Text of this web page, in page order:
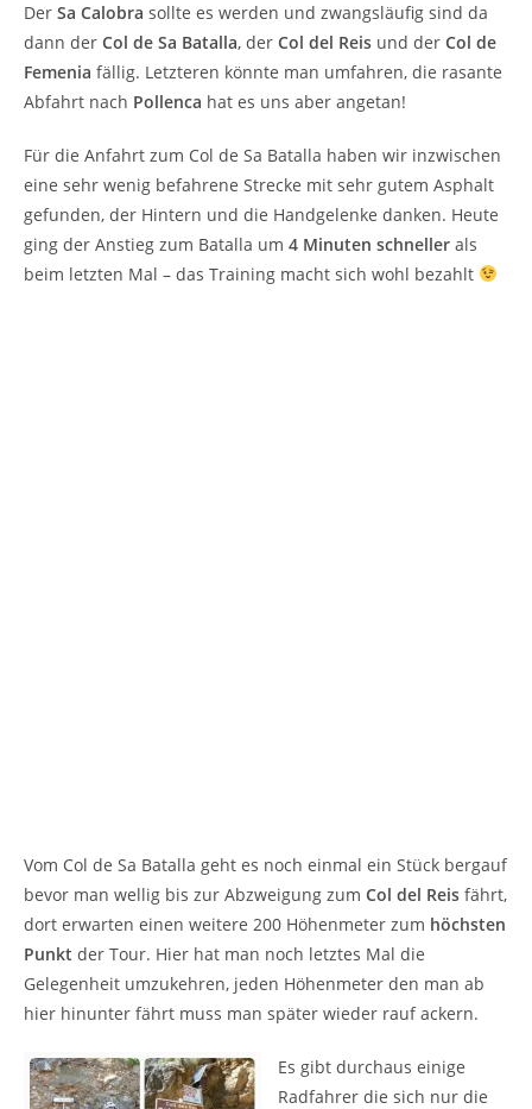
Der Sa Calobra sollte es werden und zwangsläufig sind da
dann der Col de Sa Batalla, der Col del Reis und der Col de
Femenia fällig. Letzteren könnte man umfahren, die rasante
Abfahrt nach Pollenca hat es uns aber angetan!
Für die Anfahrt zum Col de Sa Batalla haben wir inzwischen
eine sehr wenig befahrene Strecke mit sehr gutem Asphalt
gefunden, der Hintern und die Handgelenke danken. Heute
ging der Anstieg zum Batalla um 4 Minuten schneller als
beim letzten Mal – das Training macht sich wohl bezahlt
Vom Col de Sa Batalla geht es noch einmal ein Stück bergauf
bevor man wellig bis zur Abzweigung zum Col del Reis fährt,
dort erwarten einen weitere 200 Höhenmeter zum höchsten
Punkt der Tour. Hier hat man noch letztes Mal die
Gelegenheit umzukehren, jeden Höhenmeter den man ab
hier hinunter fährt muss man später wieder rauf ackern.
Es gibt durchaus einige
Radfahrer die sich nur die